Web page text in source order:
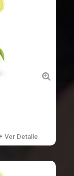
Ver Detalle